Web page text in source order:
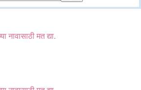
नावासाठी मत द्या.